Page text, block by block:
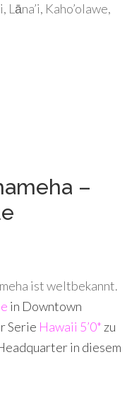
Lāna’i, Kaho’olawe,
–
ist weltbekannt.
in Downtown
Serie Hawaii 5’0* zu
in diesem